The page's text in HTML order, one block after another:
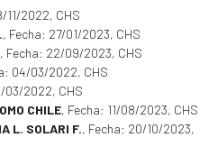
11/2022, CHS
, Fecha: 27/01/2023, CHS
, Fecha: 22/09/2023, CHS
04/03/2022, CHS
03/2022, CHS
CHILE, Fecha: 11/08/2023, CHS
L. SOLARI F., Fecha: 20/10/2023,